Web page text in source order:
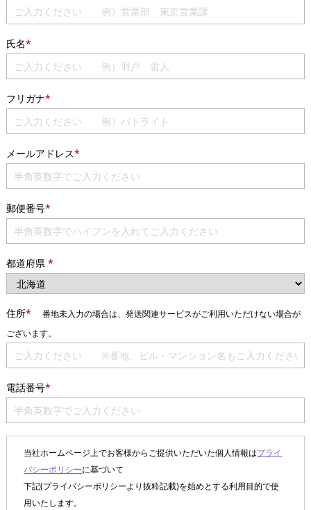
氏名*
フリガナ*
メールアドレス*
郵便番号*
都道府県 *
住所*
番地未入力の場合は、発送関連サービスがご利用いただけない場合が
ございます。
電話番号*
当社ホームページ上でお客様からご提供いただいた個人情報はプライ
バシーポリシーに基づいて
下記(プライバシーポリシーより抜粋記載)を始めとする利用目的で使
用いたします。